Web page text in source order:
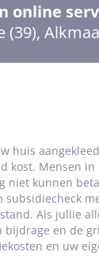
online
(39),
huis
kost. Mensen
niet kunnen
Als jullie
en de
en uw